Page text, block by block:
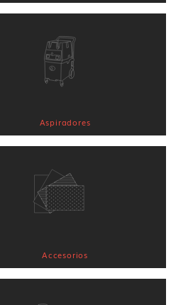
Aspiradores
Accesorios